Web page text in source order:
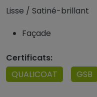
Lisse / Satiné-brillant
Façade
Certificats:
QUALICOAT
GSB